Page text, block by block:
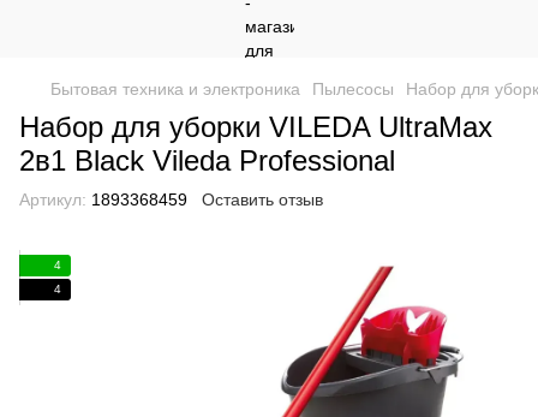
Бытовая техника и электроника Пылесосы Набор для
Набор для уборки VILEDA UltraMax
2в1 Black Vileda Professional
Артикул: 1893368459 Оставить отзыв
4
4